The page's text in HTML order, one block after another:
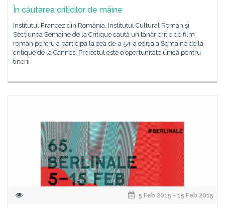
În căutarea criticilor de mâine
Institutul Francez din România, Institutul Cultural Român și
Secțiunea Semaine de la Critique caută un tânăr critic de film
român pentru a participa la cea de-a 54-a ediția a Semaine de la
critique de la Cannes. Proiectul este o oportunitate unică pentru
tinerii
5 Feb 2015 - 15 Feb 2015